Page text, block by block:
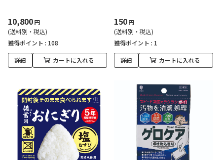
10,800円
(送料別・税込)
獲得ポイント : 108
詳細 カートに入れる
150円
(送料別・税込)
獲得ポイント : 1
詳細 カートに入れる